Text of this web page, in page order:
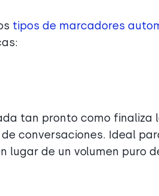
tipos de marcadores
tan pronto como finaliza
conversaciones. Ideal
lugar de un volumen puro